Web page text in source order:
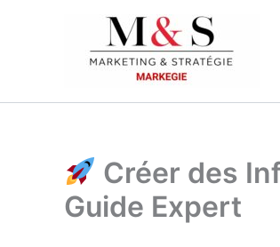
Créer des
Guide Expert